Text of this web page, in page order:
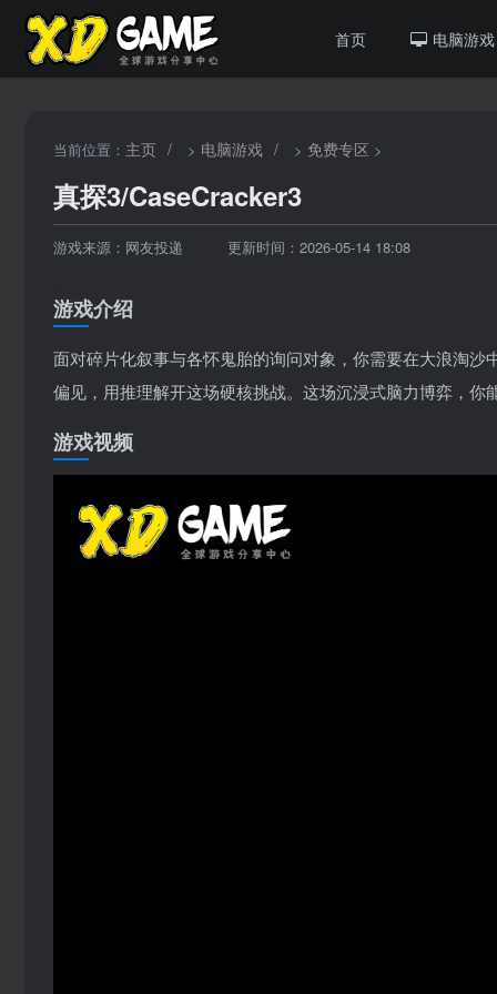
首页 电脑游戏
当前位置： 主页 / > 电脑游戏 / > 免费专区 >
真探3/CaseCracker3
游戏来源：网友投递 更新时间：2026-05-14 18:08
游戏介绍
面对碎片化叙事与各怀鬼胎的询问对象，你需要在大浪淘
偏见，用推理解开这场硬核挑战。这场沉浸式脑力博弈，你
游戏视频